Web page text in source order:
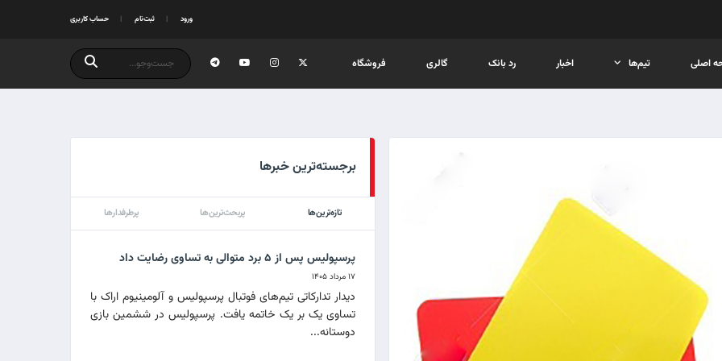
ورود ثبت‌نام حساب کاربری
اصلی تیم‌ها اخبار رد بانک گالری فروشگاه
برجسته‌ترین خبرها
تازه‌ترین‌ها پربحث‌ترین‌ها پرطرفدارها
پرسپولیس پس از ۵ برد متوالی به تساوی رضایت داد
۱۷ مرداد ۱۴۰۵
دیدار تدارکاتی تیم‌های فوتبال پرسپولیس و آلومینیوم اراک با
تساوی یک بر یک خاتمه یافت. پرسپولیس در ششمین بازی
دوستانه...